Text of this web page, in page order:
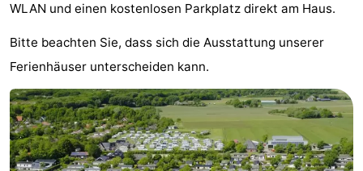
Golfplatze
-
Surfen
-
Sportangeln
Blumen
Essen
WLAN und einen kostenlosen Parkplatz direkt am Haus.
Bitte beachten Sie, dass sich die Ausstattung unserer
Ferienhäuser unterscheiden kann.